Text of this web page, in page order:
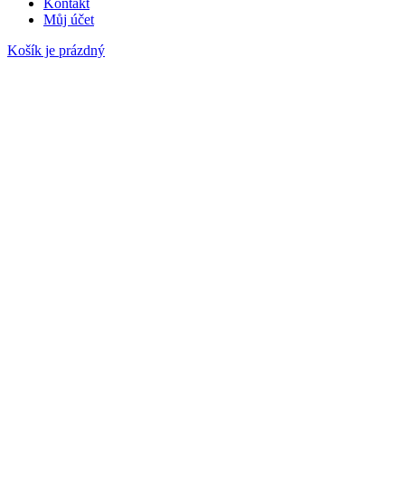
Kontakt
Můj účet
Košík je prázdný